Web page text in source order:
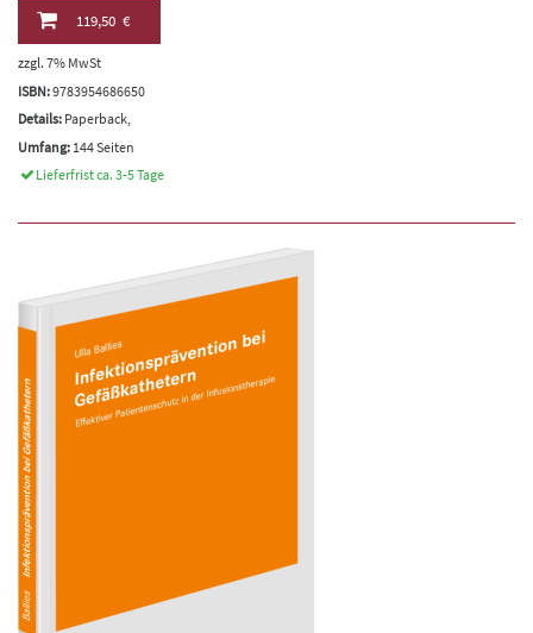
119,50 €
zzgl. 7% MwSt
ISBN:9783954686650
Details: Paperback,
Umfang: 144 Seiten
Lieferfrist ca. 3-5 Tage